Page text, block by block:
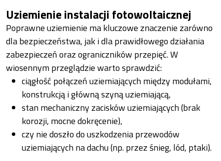
Uziemienie instalacji fotowoltaicznej
Poprawne uziemienie ma kluczowe znaczenie zarówno
dla bezpieczeństwa, jak i dla prawidłowego działania
zabezpieczeń oraz ograniczników przepięć. W
wiosennym przeglądzie warto sprawdzić:
ciągłość połączeń uziemiających między modułami,
konstrukcją i główną szyną uziemiającą,
stan mechaniczny zacisków uziemiających (brak
korozji, mocne dokręcenie),
czy nie doszło do uszkodzenia przewodów
uziemiających na dachu (np. przez śnieg, lód, ptaki).